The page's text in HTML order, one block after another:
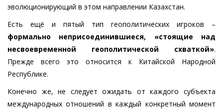
эволюционирующий в этом направлении Казахстан.
Есть ещё и пятый тип геополитических игроков –
формально неприсоединившиеся, «стоящие над
несвоевременной геополитической схваткой».
Прежде всего это относится к Китайской Народной
Республике.
Конечно же, не следует ожидать от каждого субъекта
международных отношений в каждый конкретный момент